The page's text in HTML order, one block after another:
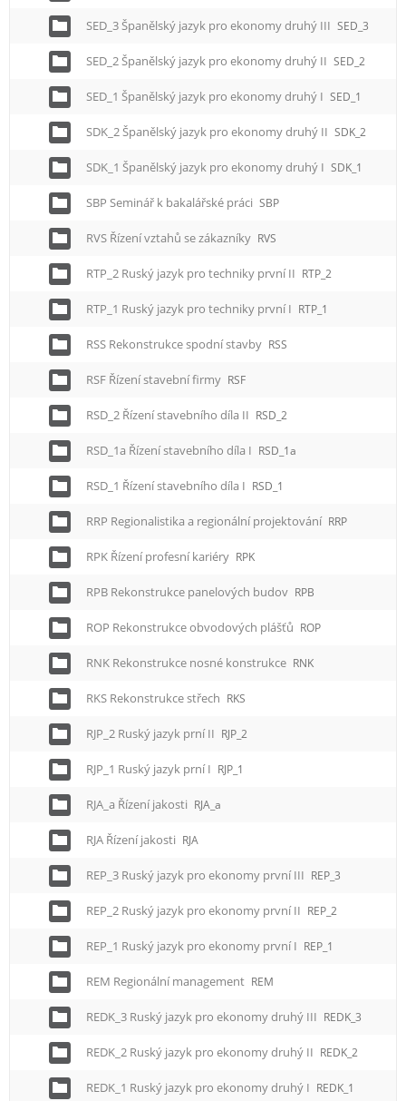
SED_3 Španělský jazyk pro ekonomy druhý III SED_3
SED_2 Španělský jazyk pro ekonomy druhý II SED_2
SED_1 Španělský jazyk pro ekonomy druhý I SED_1
SDK_2 Španělský jazyk pro ekonomy druhý II SDK_2
SDK_1 Španělský jazyk pro ekonomy druhý I SDK_1
SBP Seminář k bakalářské práci SBP
RVS Řízení vztahů se zákazníky RVS
RTP_2 Ruský jazyk pro techniky první II RTP_2
RTP_1 Ruský jazyk pro techniky první I RTP_1
RSS Rekonstrukce spodní stavby RSS
RSF Řízení stavební firmy RSF
RSD_2 Řízení stavebního díla II RSD_2
RSD_1a Řízení stavebního díla I RSD_1a
RSD_1 Řízení stavebního díla I RSD_1
RRP Regionalistika a regionální projektování RRP
RPK Řízení profesní kariéry RPK
RPB Rekonstrukce panelových budov RPB
ROP Rekonstrukce obvodových plášťů ROP
RNK Rekonstrukce nosné konstrukce RNK
RKS Rekonstrukce střech RKS
RJP_2 Ruský jazyk prní II RJP_2
RJP_1 Ruský jazyk prní I RJP_1
RJA_a Řízení jakosti RJA_a
RJA Řízení jakosti RJA
REP_3 Ruský jazyk pro ekonomy první III REP_3
REP_2 Ruský jazyk pro ekonomy první II REP_2
REP_1 Ruský jazyk pro ekonomy první I REP_1
REM Regionální management REM
REDK_3 Ruský jazyk pro ekonomy druhý III REDK_3
REDK_2 Ruský jazyk pro ekonomy druhý II REDK_2
REDK_1 Ruský jazyk pro ekonomy druhý I REDK_1